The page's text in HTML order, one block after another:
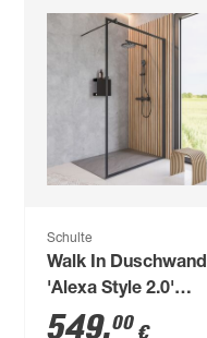
Schulte
Walk In Duschwand
'Alexa Style 2.0'
schwarz 140 x 200
549,00 €